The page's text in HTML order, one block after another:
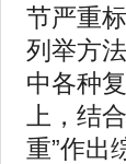
节严重
列举方
中各种
上，结
重”作出